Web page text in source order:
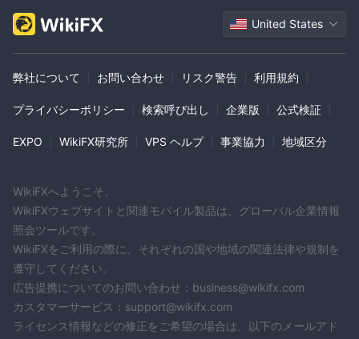
United States
弊社について お問い合わせ リスク警告 利用規約
プライバシーポリシー 検索呼び出し 企業版 公式検証
EXPO WikiFX研究所 VPS ヘルプ 事業協力 地域区分
WikiFXへようこそ。
WikiFXウェブサイトと関連モバイル製品は、グローバル企業情報
照会ツールです。
WikiFXをご利用の際に、それぞれの国や地域の関連法律や規制を
遵守してください。
広告提携についてのお問い合わせ：business@wikifx.com
カスタマーサービス：support@wikifx.com
ライセンス情報などの修正をご希望の場合は、以下のメールアド